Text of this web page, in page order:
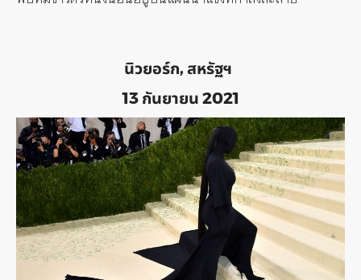
นิวยอร์ก, สหรัฐฯ
13 กันยายน 2021